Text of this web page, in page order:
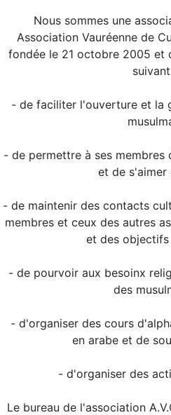
Nous sommes une
Association Vauréenne de
fondée le 21 octobre 2005 et
- de faciliter l'ouverture et la
- de permettre à ses membres
et de s'aimer
- de maintenir des contacts
membres et ceux des autres
et des objectifs
- de pourvoir aux besoinx
des
- d'organiser des cours
en arabe et de
- d'organiser des
Le bureau de l'association